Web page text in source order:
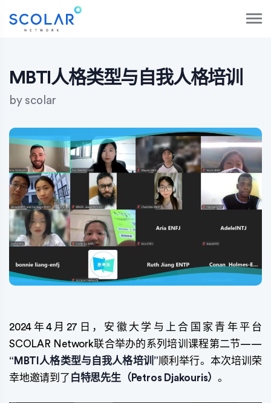
MBTI人格类型与自我人格培训
by scolar
2024年4月27日，安徽大学与上合国家青年平台
SCOLAR Network联合举办的系列培训课程第二节——
“MBTI人格类型与自我人格培训”顺利举行。本次培训荣
幸地邀请到了 白特思先生（Petros Djakouris）。